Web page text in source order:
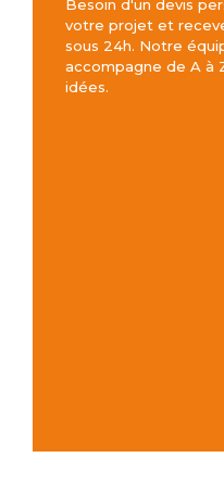
Besoin d'un devis
votre projet et
sous 24h. Notre
accompagne de A à
idées.